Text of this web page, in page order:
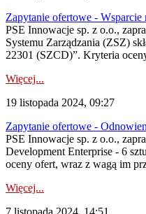
Zapytanie ofertowe -
PSE Innowacje sp. z o.o.,
Systemu Zarządzania (ZSZ)
22301 (SZCD)”. Kryteria
Więcej...
19 listopada 2024, 09:27
Zapytanie ofertowe -
PSE Innowacje sp. z o.o.,
Development Enterprise - 6
oceny ofert, wraz z wagą im
Więcej...
7 listopada 2024, 14:51